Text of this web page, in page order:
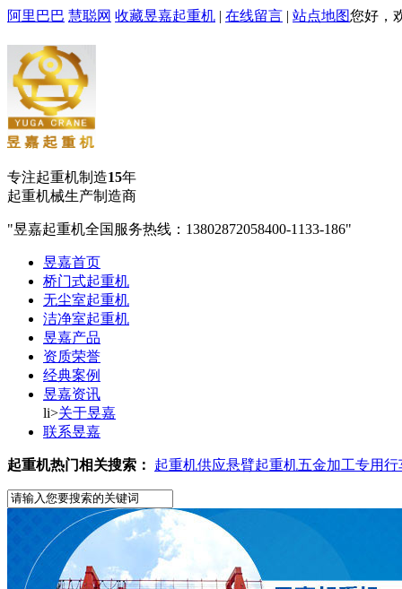
阿里巴巴 慧聪网 收藏昱嘉起重机 | 在线留言 | 站点地图您好，
专注起重机制造15年
起重机械生产制造商
昱嘉起重机全国服务热线：13802872058400-1133-186
昱嘉首页
桥门式起重机
无尘室起重机
洁净室起重机
昱嘉产品
资质荣誉
经典案例
昱嘉资讯
li>关于昱嘉
联系昱嘉
起重机热门相关搜索： 起重机供应悬臂起重机五金加工专用行